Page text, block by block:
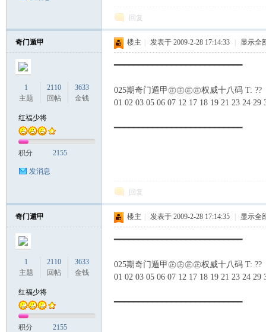
回复
奇门遁甲
1
主题
2110
回帖
3633
金钱
红福少将
积分 2155
发消息
楼主 发表于 2009-2-28 17:14:33 显示全
━━━━━━━━━━━━━━━━━━━━━━━━━━━
025期奇门遁甲㊣㊣㊣㊣权威十八码 T: ??
01 02 03 05 06 07 12 17 18 19 21 23 24 29
━━━━━━━━━━━━━━━━━━━━━━━━━━━
回复
奇门遁甲
1
主题
2110
回帖
3633
金钱
红福少将
积分 2155
楼主 发表于 2009-2-28 17:14:35 显示全
━━━━━━━━━━━━━━━━━━━━━━━━━━━
025期奇门遁甲㊣㊣㊣㊣权威十八码 T: ??
01 02 03 05 06 07 12 17 18 19 21 23 24 29
━━━━━━━━━━━━━━━━━━━━━━━━━━━